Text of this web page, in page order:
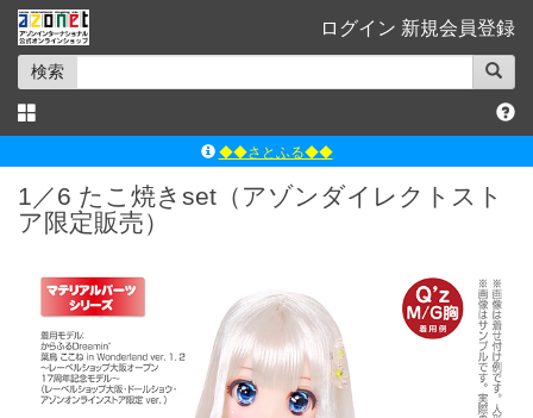
ログイン 新規会員登録
検索
◆◆さとふる◆◆
ｱｿﾞﾝﾚｰﾍﾞﾙｼｮｯﾌﾟ楽天市場店
よくあるご質問（Q&A）
1／6 たこ焼きset（アゾンダイレクトスト
ア限定販売）